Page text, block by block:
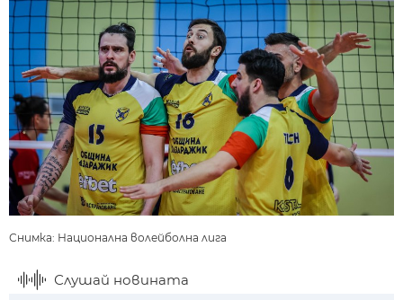
Снимка: Национална волейболна лига
Слушай новината